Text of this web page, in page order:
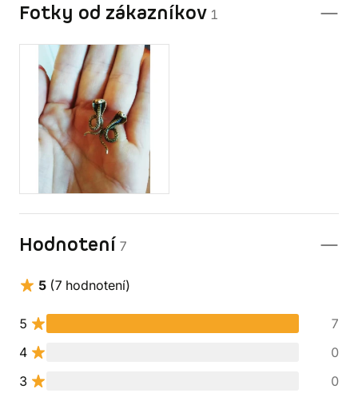
Fotky od zákazníkov 1
Hodnotení 7
5 (7 hodnotení)
5
7
4
0
3
0